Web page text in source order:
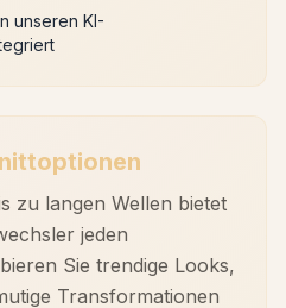
unseren KI-
zu langen Wellen bietet
jeden
Sie trendige Looks,
Transformationen